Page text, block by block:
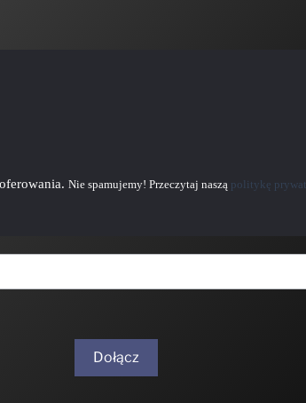
Nie spamujemy! Przeczytaj naszą politykę
Dołącz